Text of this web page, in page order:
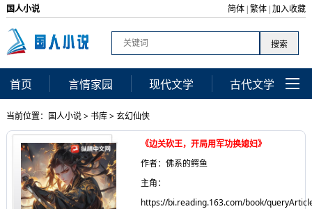
国人小说 简体 |繁体 |加入收藏
首页 言情家园 现代文学 古代文学
当前位置： 国人小说>书库>玄幻仙侠
《边关砍王，开局用军功换媳妇》
作者：佛系的鳄鱼
主角：
https://bi.reading.163.com/book/